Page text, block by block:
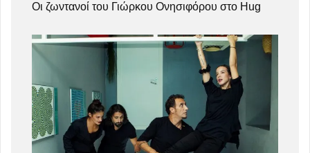
Οι ζωντανοί του Γιώρκου Ονησιφόρου στο Hug